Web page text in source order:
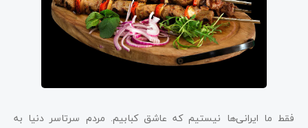
فقط ما ایرانی‌ها نیستیم که عاشق کبابیم. مردم سرتاسر دنیا به